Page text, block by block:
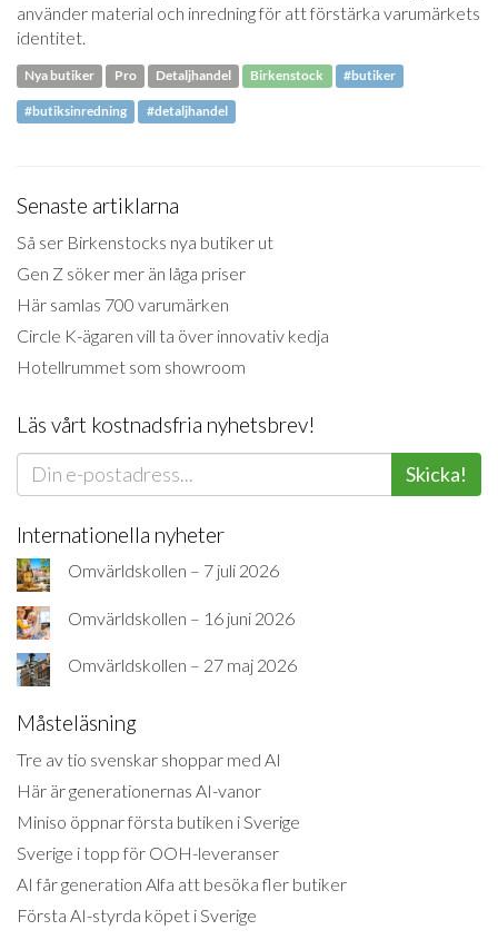
använder material och inredning för att förstärka varumärkets
identitet.
Nya butiker Pro Detaljhandel Birkenstock #butiker
#butiksinredning #detaljhandel
Senaste artiklarna
Så ser Birkenstocks nya butiker ut
Gen Z söker mer än låga priser
Här samlas 700 varumärken
Circle K-ägaren vill ta över innovativ kedja
Hotellrummet som showroom
Läs vårt kostnadsfria nyhetsbrev!
Skicka!
Internationella nyheter
Omvärldskollen – 7 juli 2026
Omvärldskollen – 16 juni 2026
Omvärldskollen – 27 maj 2026
Måsteläsning
Tre av tio svenskar shoppar med AI
Här är generationernas AI-vanor
Miniso öppnar första butiken i Sverige
Sverige i topp för OOH-leveranser
AI får generation Alfa att besöka fler butiker
Första AI-styrda köpet i Sverige